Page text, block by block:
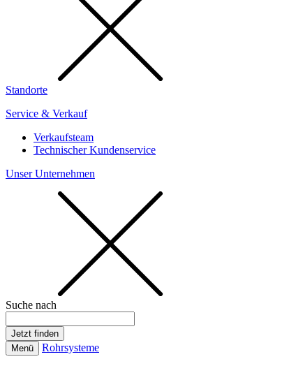
Standorte
Service & Verkauf
Verkaufsteam
Technischer Kundenservice
Unser Unternehmen
Suche nach
Menü Rohrsysteme